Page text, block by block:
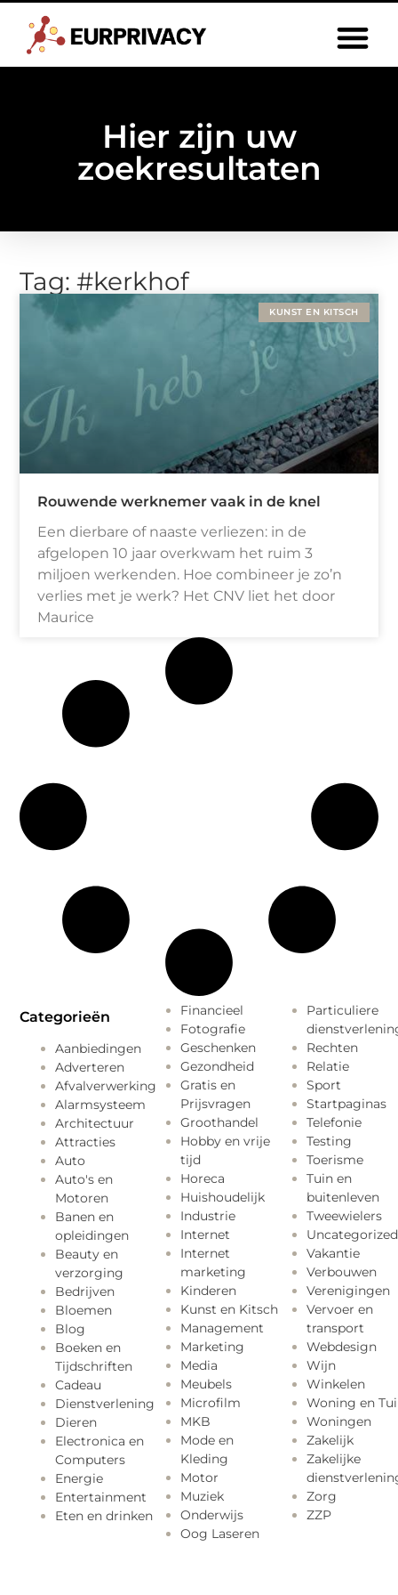
Hier zijn uw
zoekresultaten
Tag: #kerkhof
KUNST EN KITSCH
Rouwende werknemer vaak in de knel
Een dierbare of naaste verliezen: in de
afgelopen 10 jaar overkwam het ruim 3
miljoen werkenden. Hoe combineer je zo’n
verlies met je werk? Het CNV liet het door
Maurice
Categorieën
Aanbiedingen
Adverteren
Afvalverwerking
Alarmsysteem
Architectuur
Attracties
Auto
Auto's en
Motoren
Banen en
opleidingen
Beauty en
verzorging
Bedrijven
Bloemen
Blog
Boeken en
Tijdschriften
Cadeau
Dienstverlening
Dieren
Electronica en
Computers
Energie
Entertainment
Eten en drinken
Financieel
Fotografie
Geschenken
Gezondheid
Gratis en
Prijsvragen
Groothandel
Hobby en vrije
tijd
Horeca
Huishoudelijk
Industrie
Internet
Internet
marketing
Kinderen
Kunst en Kitsch
Management
Marketing
Media
Meubels
Microfilm
MKB
Mode en
Kleding
Motor
Muziek
Onderwijs
Oog Laseren
Particuliere
Rechten
Relatie
Sport
Startpaginas
Telefonie
Testing
Toerisme
Tuin en
buitenleven
Tweewielers
Uncategorized
Vakantie
Verbouwen
Verenigingen
Vervoer en
transport
Webdesign
Wijn
Winkelen
Woning en
Woningen
Zakelijk
Zakelijke
Zorg
ZZP